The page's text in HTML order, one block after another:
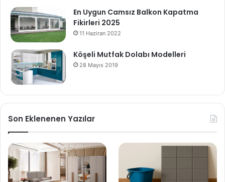
En Uygun Camsız Balkon Kapatma
Fikirleri 2025
11 Haziran 2022
Köşeli Mutfak Dolabı Modelleri
28 Mayıs 2019
Son Eklenenen Yazılar